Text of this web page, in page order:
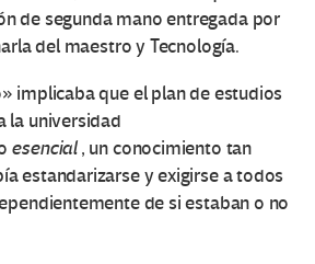
de segunda mano entregada por
del maestro y Tecnología.
implicaba que el plan de estudios
la universidad
esencial, un conocimiento tan
estandarizarse y exigirse a todos
de si estaban o no